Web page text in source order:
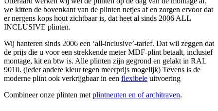
we kitten de bovenkant van de plinten netjes af en zorgen ervoor dat
er nergens kops hout zichtbaar is, dat heet al sinds 2006 ALL
INCLUSIVE plinten.
Wij hanteren sinds 2006 een ‘all-inclusive’-tarief. Dat wil zeggen dat
de prijs die u voor een strekkende meter MDF-plint betaalt, inclusief
montage, kit en btw is. Alle plinten zijn gegrond en gelakt in RAL
9010. (ieder andere kleur tegen meerprijs mogelijk) Tevens is de
moderne plint ook verkrijgbaar in een flexibele uitvoering
Combineer onze plinten met plintneuten en of architraven.